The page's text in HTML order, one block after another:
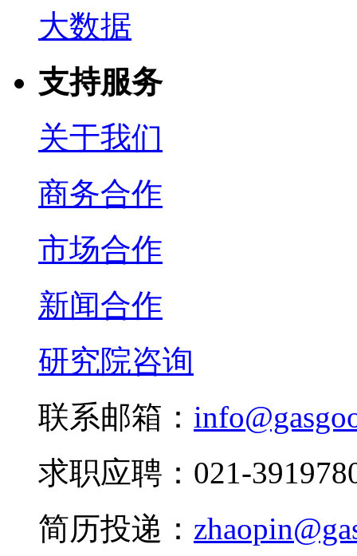
大数据
支持服务
关于我们
商务合作
市场合作
新闻合作
研究院咨询
联系邮箱：
求职应聘：021-
简历投递：